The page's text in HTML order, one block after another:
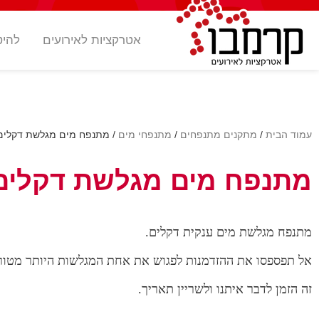
אטרקציות לאירועים
עמוד הבית / מתקנים מתנפחים / מתנפחי מים / מתנפח מים מגלשת
מתנפח מים מגלשת
מתנפח מגלשת מים ענקית דקלים.
אל תפספסו את ההזדמנות לפגוש את אחת המגלשות היותר
זה הזמן לדבר איתנו ולשריין תאריך.